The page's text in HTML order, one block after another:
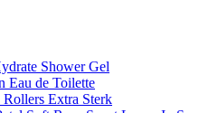
Shower Gel
Eau de Toilette
Rollers Extra Sterk